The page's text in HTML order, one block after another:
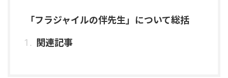
「フラジャイルの伴先生」について総括
関連記事